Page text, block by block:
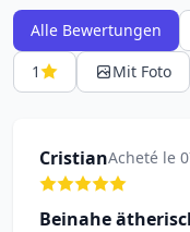
Alle Bewertungen
1
Mit Foto
CristianAcheté le
Beinahe